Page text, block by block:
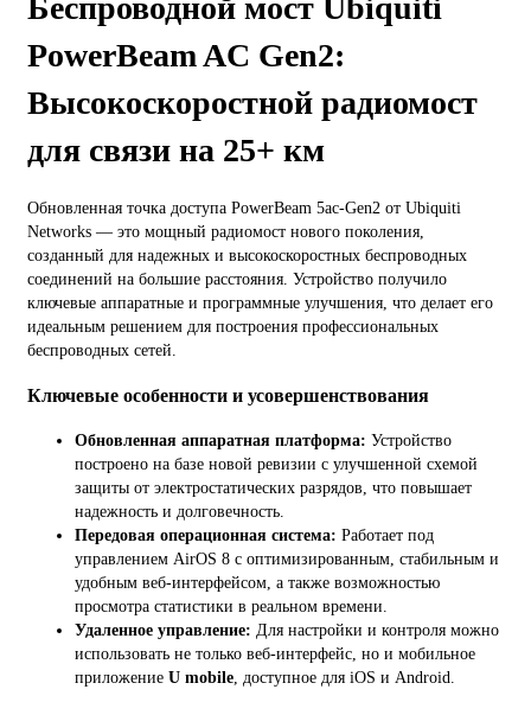
Беспроводной мост Ubiquiti
PowerBeam AC Gen2:
Высокоскоростной радиомост
для связи на 25+ км
Обновленная точка доступа PowerBeam 5ac-Gen2 от Ubiquiti
Networks — это мощный радиомост нового поколения,
созданный для надежных и высокоскоростных беспроводных
соединений на большие расстояния. Устройство получило
ключевые аппаратные и программные улучшения, что делает его
идеальным решением для построения профессиональных
беспроводных сетей.
Ключевые особенности и усовершенствования
Обновленная аппаратная платформа: Устройство
построено на базе новой ревизии с улучшенной схемой
защиты от электростатических разрядов, что повышает
надежность и долговечность.
Передовая операционная система: Работает под
управлением AirOS 8 с оптимизированным, стабильным и
удобным веб-интерфейсом, а также возможностью
просмотра статистики в реальном времени.
Удаленное управление: Для настройки и контроля можно
использовать не только веб-интерфейс, но и мобильное
приложение U mobile , доступное для iOS и Android.